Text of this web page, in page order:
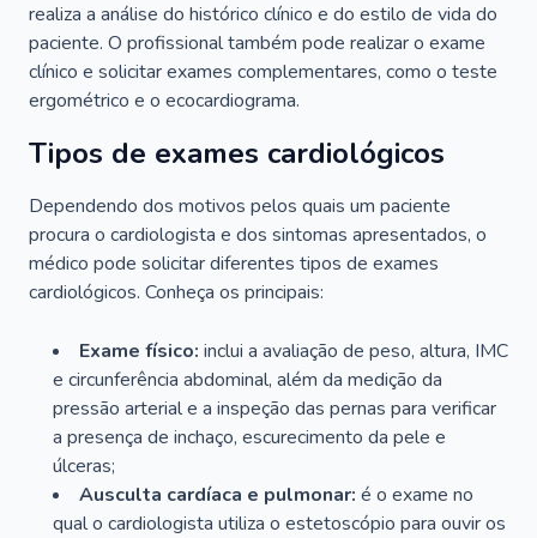
realiza a análise do histórico clínico e do estilo de vida do
paciente. O profissional também pode realizar o exame
clínico e solicitar exames complementares, como o teste
ergométrico e o ecocardiograma.
Tipos de exames cardiológicos
Dependendo dos motivos pelos quais um paciente
procura o cardiologista e dos sintomas apresentados, o
médico pode solicitar diferentes tipos de exames
cardiológicos. Conheça os principais:
Exame físico: inclui a avaliação de peso, altura, IMC
e circunferência abdominal, além da medição da
pressão arterial e a inspeção das pernas para verificar
a presença de inchaço, escurecimento da pele e
úlceras;
Ausculta cardíaca e pulmonar: é o exame no
qual o cardiologista utiliza o estetoscópio para ouvir os